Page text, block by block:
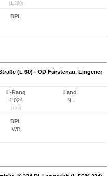
(1.280)
BPL
(L 60) - OD Fürstenau, Lingener
L-Rang
1.024
(755)
Land
NI
BPL
WB